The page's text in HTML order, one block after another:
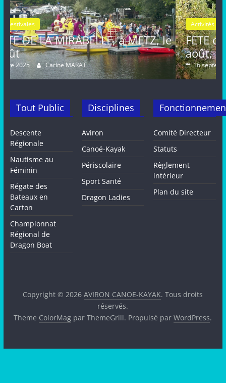
le
Activités estivales Actualités
FETE de la MIRABELLE,
août, METZ
16 septembre 2024 Carine MARAT
Tout Public
Descente
Régionale
Nautisme au
Féminin
Régate des
Bateaux en
Carton
Championnat
Régional de
Dragon Boat
Disciplines
Aviron
Canoë-Kayak
Périscolaire
Sport Santé
Dragon Ladies
Comité Directeur
Statuts
Règlement
intérieur
Plan du site
Copyright © 2026AVIRON CANOE-KAYAK. Tous droits
réservés.
Theme ColorMag par ThemeGrill. Propulsé parWordPress.